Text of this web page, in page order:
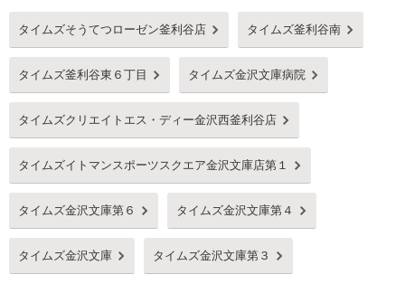
タイムズそうてつローゼン釜利谷店 タイムズ釜利谷南
タイムズ釜利谷東６丁目 タイムズ金沢文庫病院
タイムズクリエイトエス・ディー金沢西釜利谷店
タイムズイトマンスポーツスクエア金沢文庫店第１
タイムズ金沢文庫第６ タイムズ金沢文庫第４
タイムズ金沢文庫 タイムズ金沢文庫第３